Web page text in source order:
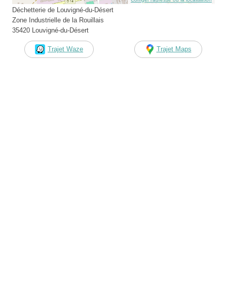
Déchetterie de Louvigné-du-Désert
Zone Industrielle de la Rouillais
35420 Louvigné-du-Désert
Trajet Waze Trajet Maps